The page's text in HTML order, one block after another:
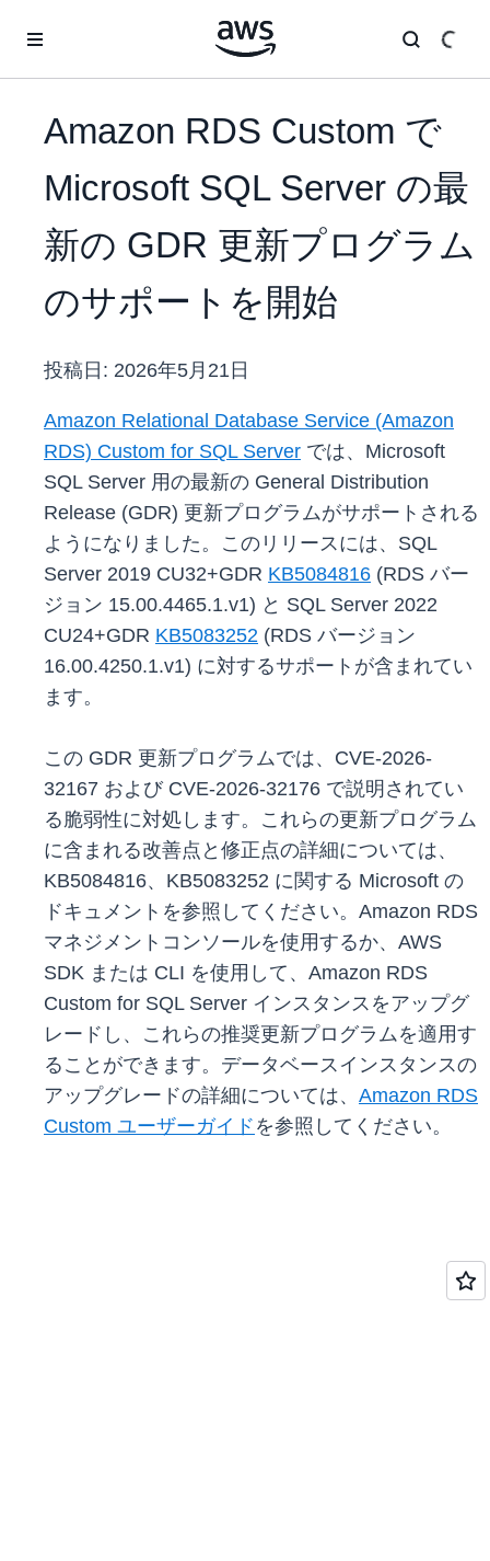
Amazon RDS Custom で
Microsoft SQL Server の最
新の GDR 更新プログラム
のサポートを開始
投稿日: 2026年5月21日
Amazon Relational Database Service (Amazon
RDS) Custom for SQL Server では、Microsoft
SQL Server 用の最新の General Distribution
Release (GDR) 更新プログラムがサポートされる
ようになりました。このリリースには、SQL
Server 2019 CU32+GDR KB5084816 (RDS バー
ジョン 15.00.4465.1.v1) と SQL Server 2022
CU24+GDR KB5083252 (RDS バージョン
16.00.4250.1.v1) に対するサポートが含まれてい
ます。
この GDR 更新プログラムでは、CVE-2026-
32167 および CVE-2026-32176 で説明されてい
る脆弱性に対処します。これらの更新プログラム
に含まれる改善点と修正点の詳細については、
KB5084816、KB5083252 に関する Microsoft の
ドキュメントを参照してください。Amazon RDS
マネジメントコンソールを使用するか、AWS
SDK または CLI を使用して、Amazon RDS
Custom for SQL Server インスタンスをアップグ
レードし、これらの推奨更新プログラムを適用す
ることができます。データベースインスタンスの
アップグレードの詳細については、 Amazon RDS
Custom ユーザーガイド を参照してください。